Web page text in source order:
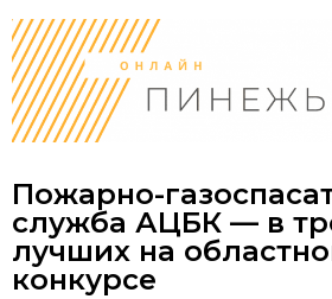
Пожарно-
служба АЦБК — в
лучших на
конкурсе